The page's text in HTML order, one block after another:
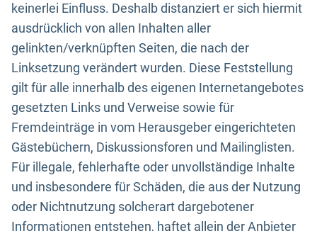
keinerlei Einfluss. Deshalb distanziert er sich hiermit
ausdrücklich von allen Inhalten aller
gelinkten/verknüpften Seiten, die nach der
Linksetzung verändert wurden. Diese Feststellung
gilt für alle innerhalb des eigenen Internetangebotes
gesetzten Links und Verweise sowie für
Fremdeinträge in vom Herausgeber eingerichteten
Gästebüchern, Diskussionsforen und Mailinglisten.
Für illegale, fehlerhafte oder unvollständige Inhalte
und insbesondere für Schäden, die aus der Nutzung
oder Nichtnutzung solcherart dargebotener
Informationen entstehen, haftet allein der Anbieter